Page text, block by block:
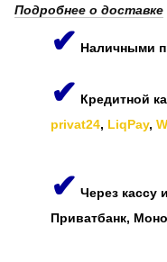
Подробнее о доставке
✔ Наличными
✔ Кредитной
privat24, LiqPay,
✔ Через кассу
Приватбанк,